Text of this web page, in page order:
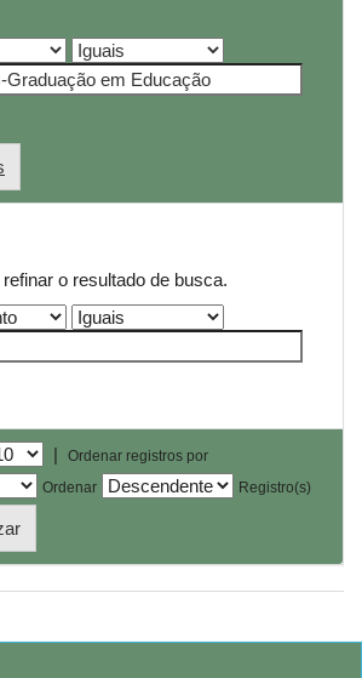
o resultado de busca.
|
Ordenar registros por
Ordenar
Registro(s)